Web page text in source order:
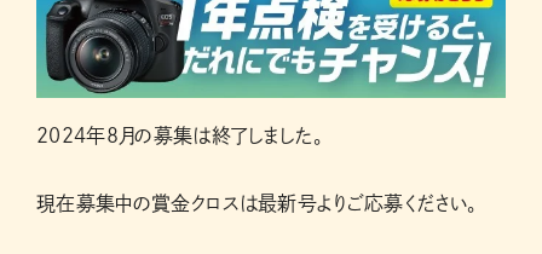
2024年8月の募集は終了しました。
現在募集中の賞金クロスは最新号よりご応募ください。